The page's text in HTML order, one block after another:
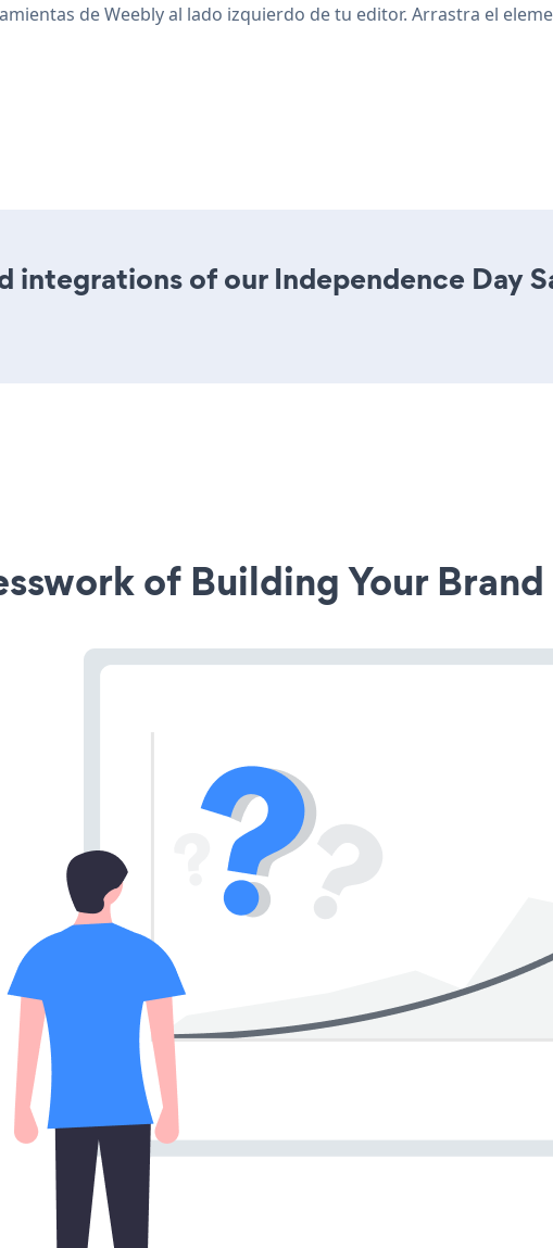
de Weebly al lado izquierdo de tu editor. Arrastra el
of our Independence Day
of Building Your Brand